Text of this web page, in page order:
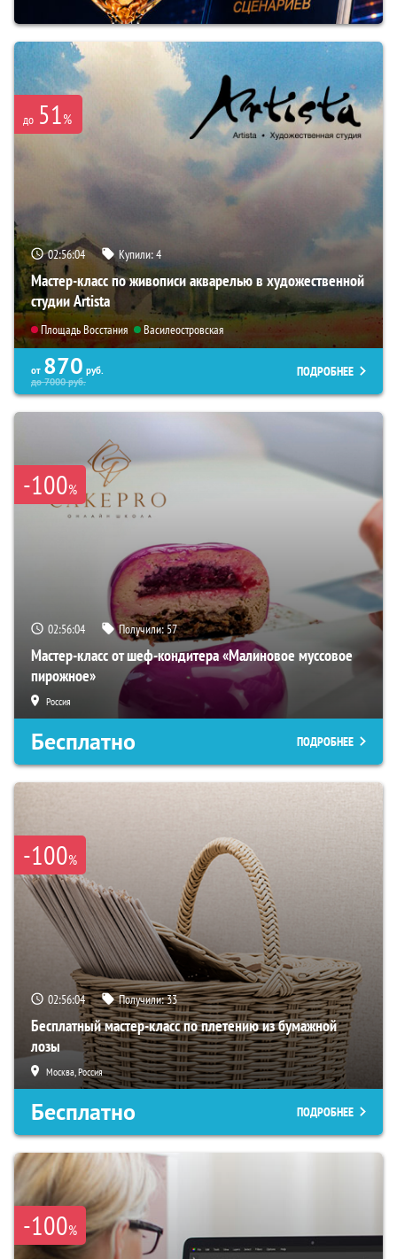
до 51%
02:56:03 Купили:4
Мастер-класс по живописи акварелью в художественной
студии Artista
Площадь Восстания Василеостровская
от 870 руб.
до7000руб.
ПОДРОБНЕЕ
-100%
02:56:03 Получили:57
Мастер-класс от шеф-кондитера «Малиновое муссовое
пирожное»
Россия
Бесплатно ПОДРОБНЕЕ
-100%
02:56:03 Получили:33
Бесплатный мастер-класс по плетению из бумажной
лозы
Москва, Россия
Бесплатно ПОДРОБНЕЕ
-100%